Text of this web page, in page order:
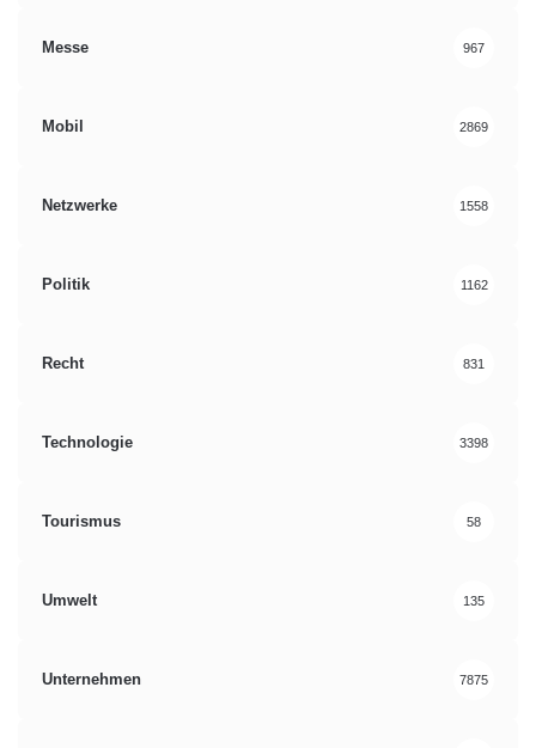
Messe 967
Mobil 2869
Netzwerke 1558
Politik 1162
Recht 831
Technologie 3398
Tourismus 58
Umwelt 135
Unternehmen 7875